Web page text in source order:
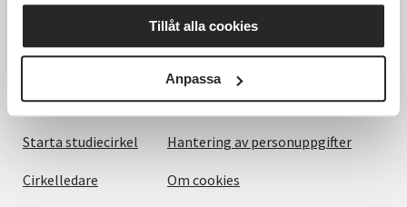
Tillåt alla cookies
Anpassa
För dig som
Om SV
Starta studiecirkel
Cirkelledare
Villkor och information
Anmälningsvillkor
Hantering av personuppgifter
Om cookies